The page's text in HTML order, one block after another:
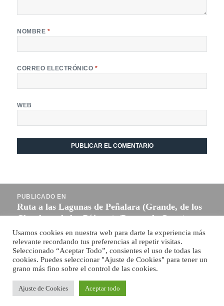
NOMBRE *
CORREO ELECTRÓNICO *
WEB
PUBLICADO EN
Ruta a las Lagunas de Peñalara (Grande, de los
Claveles y de los Pájaros) (Puerto de Cotos)
Funciona gracias a WordPress
Usamos cookies en nuestra web para darte la experiencia más
relevante recordando tus preferencias al repetir visitas.
Seleccionado “Aceptar Todo”, consientes el uso de todas las
cookies. Puedes seleccionar "Ajuste de Cookies" para tener un
grano más fino sobre el control de las cookies.
Ajuste de Cookies Aceptar todo